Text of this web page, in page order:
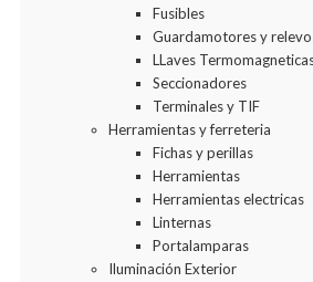
Fusibles
Guardamotores y
LLaves
Seccionadores
Terminales y TIF
Herramientas y ferreteria
Fichas y perillas
Herramientas
Herramientas electricas
Linternas
Portalamparas
Iluminación Exterior